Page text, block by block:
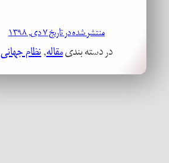
منتشر شده در تاریخ ۷ دی, ۱۳۹۸
در دسته بندیمقاله, نظام جهانی